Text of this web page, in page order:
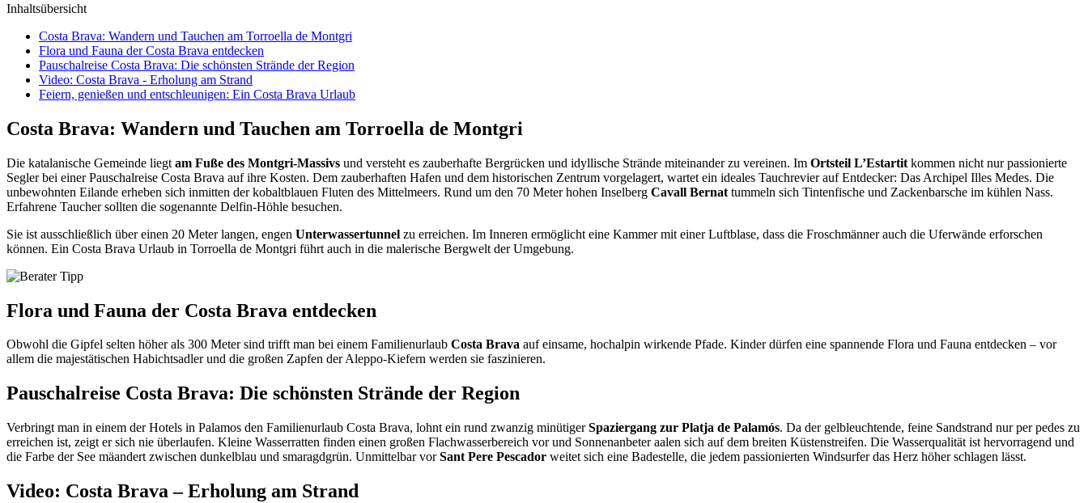
Inhaltsübersicht
Costa Brava: Wandern und Tauchen am Torroella de Montgri
Flora und Fauna der Costa Brava entdecken
Pauschalreise Costa Brava: Die schönsten Strände der Region
Video: Costa Brava - Erholung am Strand
Feiern, genießen und entschleunigen: Ein Costa Brava Urlaub
Costa Brava: Wandern und Tauchen am Torroella de Montgri
Die katalanische Gemeinde liegt am Fuße des Montgri-Massivs und versteht es zauberhafte Bergrücken und idyllische Strände miteinander zu vereinen. Im Ortsteil L’Estartit kommen nicht nur passionierte
Segler bei einer Pauschalreise Costa Brava auf ihre Kosten. Dem zauberhaften Hafen und dem historischen Zentrum vorgelagert, wartet ein ideales Tauchrevier auf Entdecker: Das Archipel Illes Medes. Die
unbewohnten Eilande erheben sich inmitten der kobaltblauen Fluten des Mittelmeers. Rund um den 70 Meter hohen Inselberg Cavall Bernat tummeln sich Tintenfische und Zackenbarsche im kühlen Nass.
Erfahrene Taucher sollten die sogenannte Delfin-Höhle besuchen.
Sie ist ausschließlich über einen 20 Meter langen, engen Unterwassertunnel zu erreichen. Im Inneren ermöglicht eine Kammer mit einer Luftblase, dass die Froschmänner auch die Uferwände erforschen
können. Ein Costa Brava Urlaub in Torroella de Montgri führt auch in die malerische Bergwelt der Umgebung.
Flora und Fauna der Costa Brava entdecken
Obwohl die Gipfel selten höher als 300 Meter sind trifft man bei einem Familienurlaub Costa Brava auf einsame, hochalpin wirkende Pfade. Kinder dürfen eine spannende Flora und Fauna entdecken – vor
allem die majestätischen Habichtsadler und die großen Zapfen der Aleppo-Kiefern werden sie faszinieren.
Pauschalreise Costa Brava: Die schönsten Strände der Region
Verbringt man in einem der Hotels in Palamos den Familienurlaub Costa Brava, lohnt ein rund zwanzig minütigerSpaziergang zur Platja de Palamós. Da der gelbleuchtende, feine Sandstrand nur per pedes zu
erreichen ist, zeigt er sich nie überlaufen. Kleine Wasserratten finden einen großen Flachwasserbereich vor und Sonnenanbeter aalen sich auf dem breiten Küstenstreifen. Die Wasserqualität ist hervorragend und
die Farbe der See mäandert zwischen dunkelblau und smaragdgrün. Unmittelbar vorSant Pere Pescador weitet sich eine Badestelle, die jedem passionierten Windsurfer das Herz höher schlagen lässt.
Video: Costa Brava – Erholung am Strand